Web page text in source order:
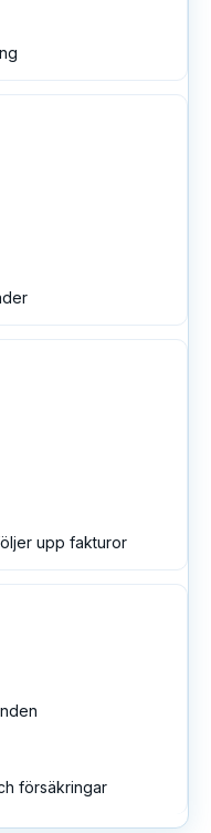
upp fakturor
försäkringar